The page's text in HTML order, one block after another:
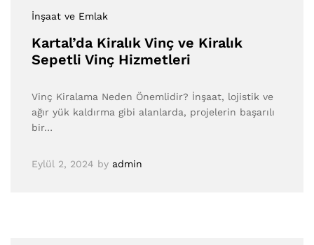
İnşaat ve Emlak
Kartal’da Kiralık Vinç ve Kiralık
Sepetli Vinç Hizmetleri
Vinç Kiralama Neden Önemlidir? İnşaat, lojistik ve
ağır yük kaldırma gibi alanlarda, projelerin başarılı
bir…
Eylül 2, 2024 by admin